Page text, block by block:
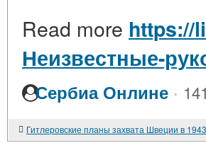
Read more https://
Неизвестные-
Сербиа Онлине ·